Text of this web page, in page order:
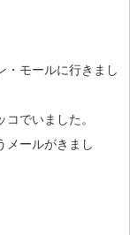
・モールに行きまし
でいました。
メールがきまし